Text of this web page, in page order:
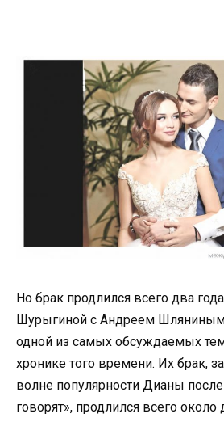
Но брак продлился всего два
Шурыгиной с Андреем Шляниным
одной из самых обсуждаемых
хронике того времени. Их брак,
волне популярности Дианы
говорят», продлился всего около